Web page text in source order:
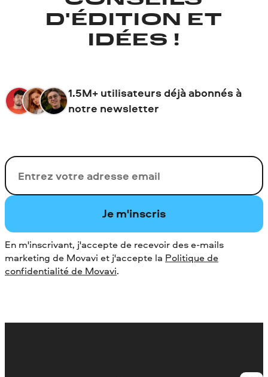
D'ÉDITION ET
IDÉES !
1.5M+ utilisateurs déjà abonnés à
notre newsletter
Votre adresse de messagerie
Je m'inscris
En m'inscrivant, j'accepte de recevoir des e-mails
marketing de Movavi et j'accepte la Politique de
confidentialité de Movavi.